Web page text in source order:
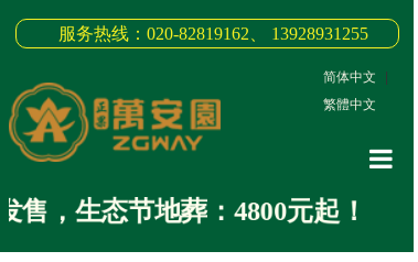
服务热线：020-82819162、 13928931255
简体中文
繁體中文
售，生态节地葬：4800元起！